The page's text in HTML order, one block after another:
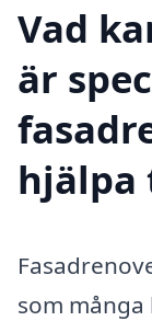
Vad
är
hjälpa
som